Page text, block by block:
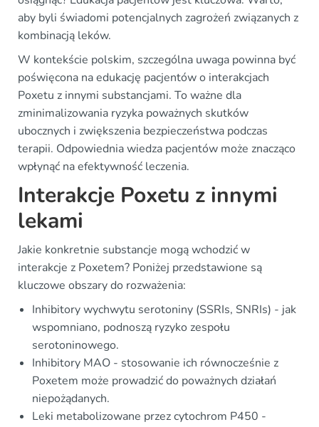
aby byli świadomi potencjalnych zagrożeń związanych z
kombinacją leków.
W kontekście polskim, szczególna uwaga powinna być
poświęcona na edukację pacjentów o interakcjach
Poxetu z innymi substancjami. To ważne dla
zminimalizowania ryzyka poważnych skutków
ubocznych i zwiększenia bezpieczeństwa podczas
terapii. Odpowiednia wiedza pacjentów może znacząco
wpłynąć na efektywność leczenia.
Interakcje Poxetu z innymi
lekami
Jakie konkretnie substancje mogą wchodzić w
interakcje z Poxetem? Poniżej przedstawione są
kluczowe obszary do rozważenia:
Inhibitory wychwytu serotoniny (SSRIs, SNRIs) - jak
wspomniano, podnoszą ryzyko zespołu
serotoninowego.
Inhibitory MAO - stosowanie ich równocześnie z
Poxetem może prowadzić do poważnych działań
niepożądanych.
Leki metabolizowane przez cytochrom P450 -